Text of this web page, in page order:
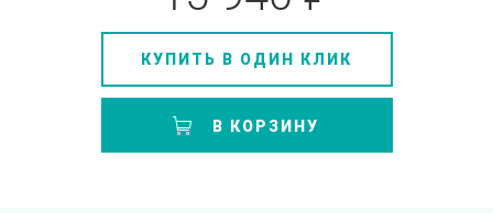
КУПИТЬ В ОДИН КЛИК
В КОРЗИНУ